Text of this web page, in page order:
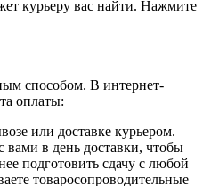
курьеру вас найти. Нажмите
способом. В интернет-
оплаты:
или доставке курьером.
вами в день доставки, чтобы
подготовить сдачу с любой
товаросопроводительные